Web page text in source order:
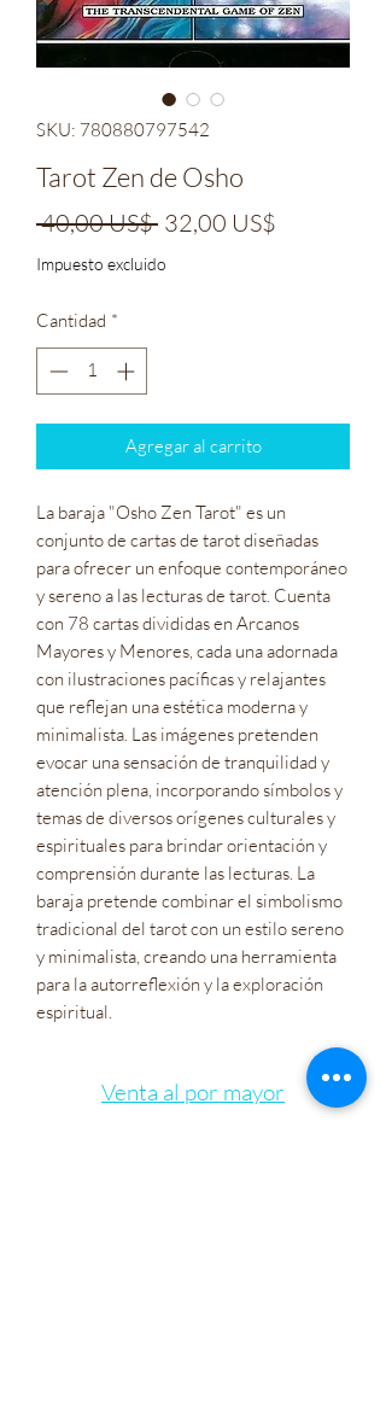
SKU: 780880797542
Tarot Zen de Osho
40,00 US$ Precio
32,00 US$
Impuesto excluido
Cantidad *
Agregar al carrito
La baraja "Osho Zen Tarot" es un
conjunto de cartas de tarot diseñadas
para ofrecer un enfoque contemporáneo
y sereno a las lecturas de tarot. Cuenta
con 78 cartas divididas en Arcanos
Mayores y Menores, cada una adornada
con ilustraciones pacíficas y relajantes
que reflejan una estética moderna y
minimalista. Las imágenes pretenden
evocar una sensación de tranquilidad y
atención plena, incorporando símbolos y
temas de diversos orígenes culturales y
espirituales para brindar orientación y
comprensión durante las lecturas. La
baraja pretende combinar el simbolismo
tradicional del tarot con un estilo sereno
y minimalista, creando una herramienta
para la autorreflexión y la exploración
espiritual.
Venta al por mayor